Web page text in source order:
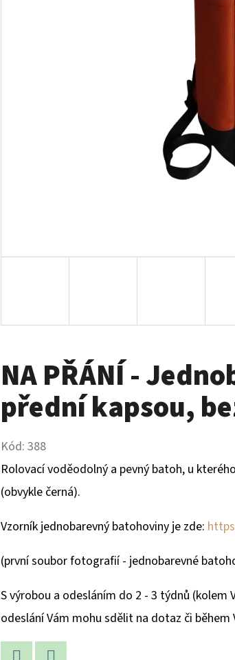
NA PŘÁNÍ -
přední kapsou,
Kód: 388
Rolovací voděodolný a pevný batoh, u
(obvykle černá).
Vzorník jednobarevný batohoviny je zde:
(první soubor fotografií - jednobarevné
S výrobou a odesláním do 2 - 3 týdnů
odeslání Vám mohu sdělit na dotaz či během